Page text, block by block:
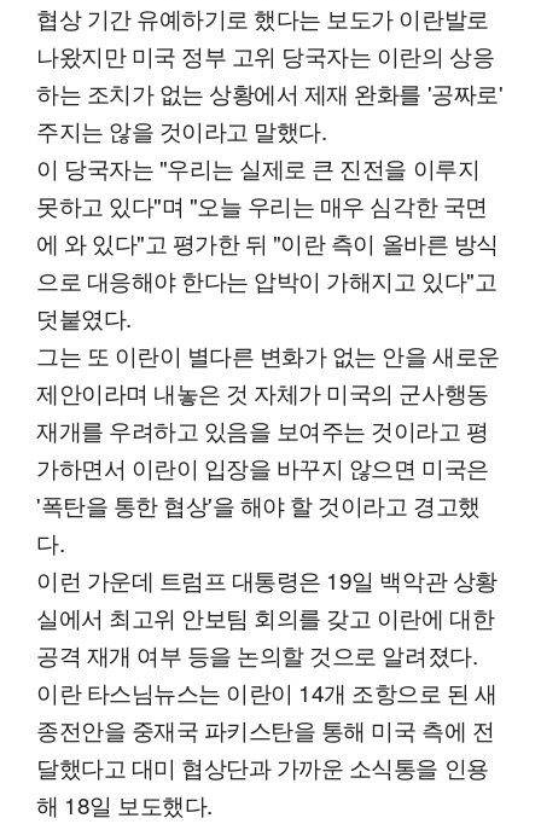
협상 기간 유예하기로 했다는 보도가 이란발로
나왔지만 미국 정부 고위 당국자는 이란의 상응
하는 조치가 없는 상황에서 제재 완화를 '공짜로'
주지는 않을 것이라고 말했다.
이 당국자는 "우리는 실제로 큰 진전을 이루지
못하고 있다"며 "오늘 우리는 매우 심각한 국면
에 와 있다"고 평가한 뒤 "이란 측이 올바른 방식
으로 대응해야 한다는 압박이 가해지고 있다"고
덧붙였다.
그는 또 이란이 별다른 변화가 없는 안을 새로운
제안이라며 내놓은 것 자체가 미국의 군사행동
재개를 우려하고 있음을 보여주는 것이라고 평
가하면서 이란이 입장을 바꾸지 않으면 미국은
'폭탄을 통한 협상'을 해야 할 것이라고 경고했
다.
이런 가운데 트럼프 대통령은 19일 백악관 상황
실에서 최고위 안보팀 회의를 갖고 이란에 대한
공격 재개 여부 등을 논의할 것으로 알려졌다.
이란 타스님뉴스는 이란이 14개 조항으로 된 새
종전안을 중재국 파키스탄을 통해 미국 측에 전
달했다고 대미 협상단과 가까운 소식통을 인용
해 18일 보도했다.